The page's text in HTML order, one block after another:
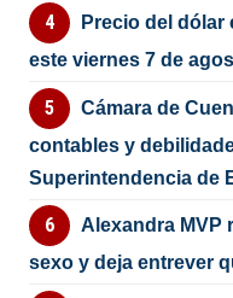
Precio del dólar
este viernes 7 de
Cámara de
contables y
Superintendencia de
Alexandra MVP
sexo y deja entrever